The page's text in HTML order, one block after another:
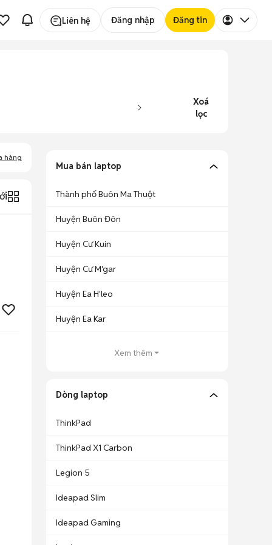
Liên hệ Đăng nhập Đăng tin
Xoá
lọc
hàng
Mua bán laptop
Thành phố Buôn Ma Thuột
Huyện Buôn Đôn
Huyện Cư Kuin
Huyện Cư M'gar
Huyện Ea H'leo
Huyện Ea Kar
Xem thêm
Dòng laptop
ThinkPad
ThinkPad X1 Carbon
Legion 5
Ideapad Slim
Ideapad Gaming